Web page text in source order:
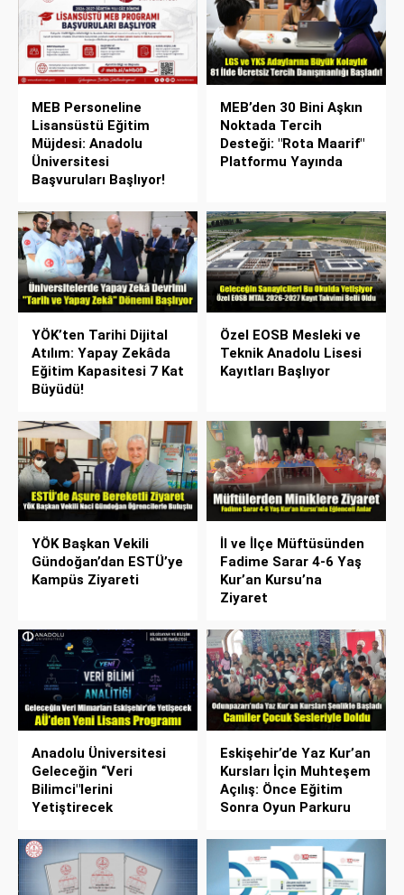
MEB Personeline
Lisansüstü Eğitim
Müjdesi: Anadolu
Üniversitesi
Başvuruları Başlıyor!
MEB’den 30 Bini Aşkın
Noktada Tercih
Desteği: "Rota Maarif"
Platformu Yayında
YÖK’ten Tarihi Dijital
Atılım: Yapay Zekâda
Eğitim Kapasitesi 7 Kat
Büyüdü!
Özel EOSB Mesleki ve
Teknik Anadolu Lisesi
Kayıtları Başlıyor
YÖK Başkan Vekili
Gündoğan’dan ESTÜ’ye
Kampüs Ziyareti
İl ve İlçe Müftüsünden
Fadime Sarar 4-6 Yaş
Kur’an Kursu’na
Ziyaret
Anadolu Üniversitesi
Geleceğin “Veri
Bilimci"lerini
Yetiştirecek
Eskişehir’de Yaz Kur’an
Kursları İçin Muhteşem
Açılış: Önce Eğitim
Sonra Oyun Parkuru